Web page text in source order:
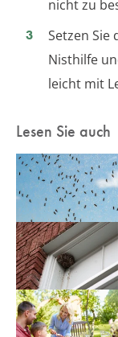
nicht zu
Setzen
Nisthilfe
leicht mit
Lesen Sie auch